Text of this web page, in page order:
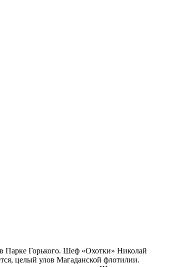
Парке Горького. Шеф «Охотки» Николай
целый улов Магаданской флотилии.